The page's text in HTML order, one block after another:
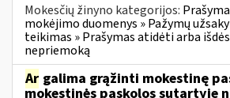
Mokesčių žinyno kategorijos:
mokėjimo duomenys » Pažymų
teikimas » Prašymas atidėti arba
nepriemoką
Ar galima grąžinti mokestinę
mokestinės paskolos sutartyje